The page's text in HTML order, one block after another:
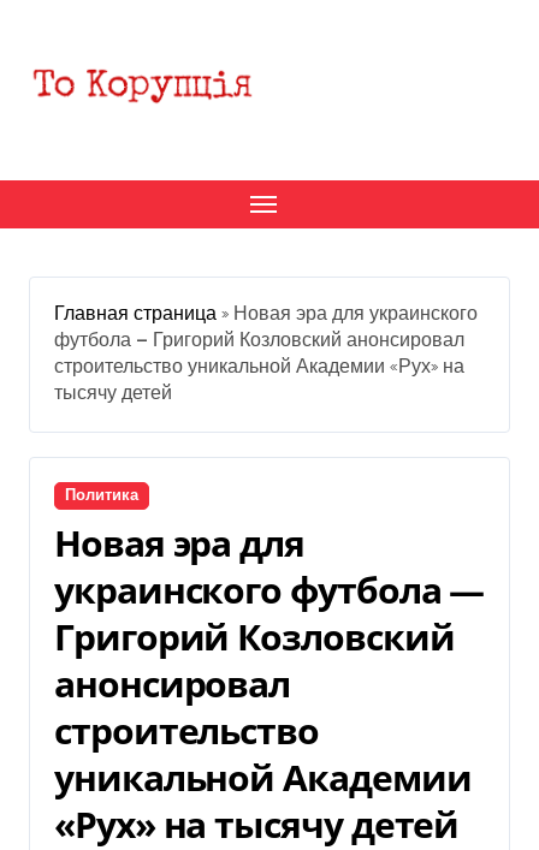
содержанию
Главная страница » Новая эра для украинского
футбола — Григорий Козловский анонсировал
строительство уникальной Академии «Рух» на
тысячу детей
Политика
Новая эра для
украинского футбола —
Григорий Козловский
анонсировал
строительство
уникальной Академии
«Рух» на тысячу детей